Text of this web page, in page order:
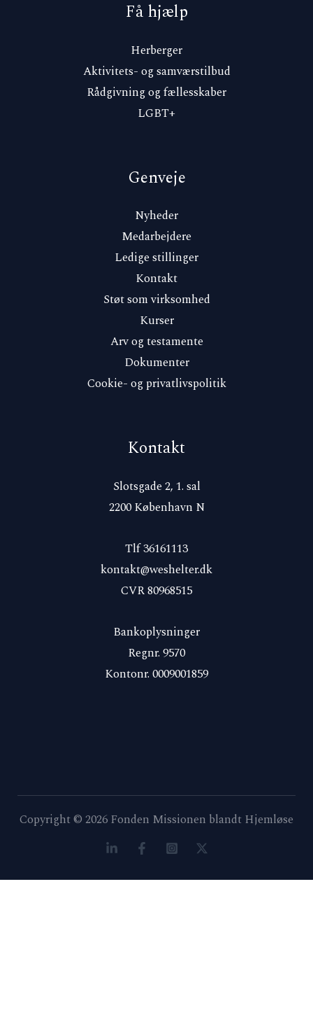
Få hjælp
Herberger
Aktivitets- og samværstilbud
Rådgivning og fællesskaber
LGBT+
Genveje
Nyheder
Medarbejdere
Ledige stillinger
Kontakt
Støt som virksomhed
Kurser
Arv og testamente
Dokumenter
Cookie- og privatlivspolitik
Kontakt
Slotsgade 2, 1. sal
2200 København N
Tlf 36161113
kontakt@weshelter.dk
CVR 80968515
Bankoplysninger
Regnr. 9570
Kontonr. 0009001859
Copyright © 2026 Fonden Missionen blandt Hjemløse